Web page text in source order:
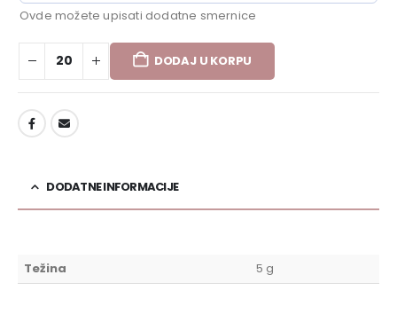
Ovde možete upisati dodatne smernice
DODAJ U KORPU
DODATNE INFORMACIJE
Težina 5 g